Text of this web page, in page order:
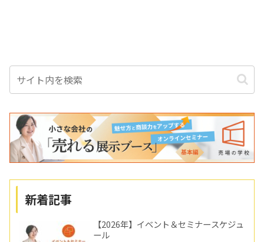
新着記事
【2026年】イベント＆セミナースケジュ
ール